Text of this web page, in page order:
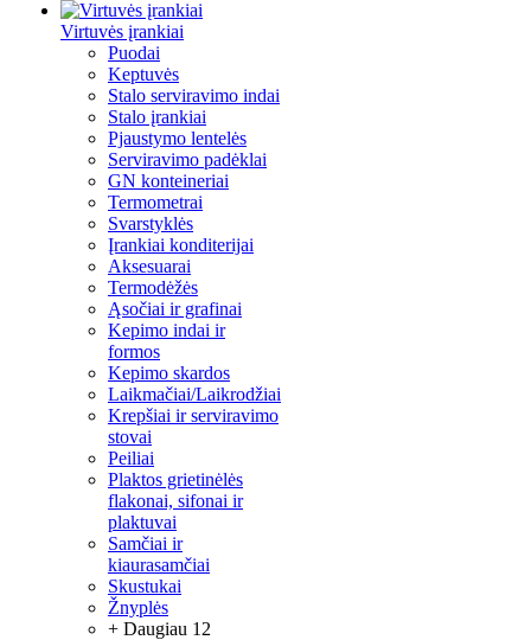
Virtuvės įrankiai
Puodai
Keptuvės
Stalo serviravimo indai
Stalo įrankiai
Pjaustymo lentelės
Serviravimo padėklai
GN konteineriai
Termometrai
Svarstyklės
Įrankiai konditerijai
Aksesuarai
Termodėžės
Ąsočiai ir grafinai
Kepimo indai ir
formos
Kepimo skardos
Laikmačiai/Laikrodžiai
Krepšiai ir serviravimo
stovai
Peiliai
Plaktos grietinėlės
flakonai, sifonai ir
plaktuvai
Samčiai ir
kiaurasamčiai
Skustukai
Žnyplės
+ Daugiau 12